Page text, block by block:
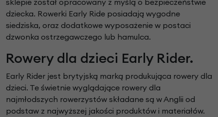
sklepie został opracowany z myślą o bezpieczeństwie
dziecka. Rowerki Early Ride posiadają wygodne
siedziska, oraz dodatkowe wyposażenie w postaci
dzwonka ostrzegawczego lub hamulca.
Rowery dla dzieci Early Rider.
Early Rider jest brytyjską marką produkująca rowery dla
dzieci. Te świetnie wyglądające rowery dla
najmłodszych rowerzystów składane są w Anglii od
podstaw z najwyższej jakości produktów i materiałów.